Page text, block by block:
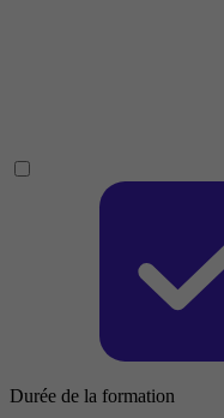
Durée de la formation